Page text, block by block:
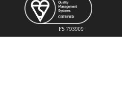
FS 793909